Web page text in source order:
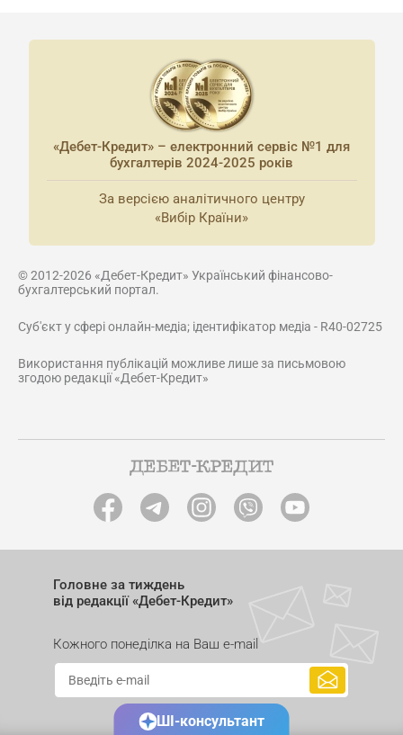
«Дебет-Кредит» – електронний сервіс №1 для
бухгалтерів 2024-2025 років
За версією аналітичного центру
«Вибір Країни»
© 2012-2026 «Дебет-Кредит» Український фінансово-
бухгалтерський портал.
Суб'єкт у сфері онлайн-медіа; ідентифікатор медіа - R40-02725
Використання публікацій можливе лише за письмовою
згодою редакції «Дебет-Кредит»
Головне за тиждень
від редакції «Дебет-Кредит»
Кожного понеділка на Ваш e-mail
ШІ-консультант